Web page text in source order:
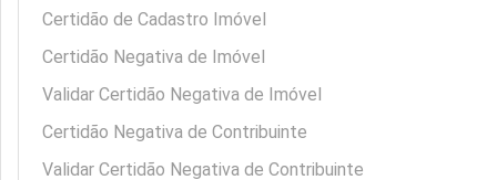
Certidão de Cadastro Imóvel
Certidão Negativa de Imóvel
Validar Certidão Negativa de Imóvel
Certidão Negativa de Contribuinte
Validar Certidão Negativa de Contribuinte